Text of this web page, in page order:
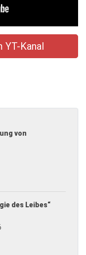
YT-Kanal
von
des Leibes“